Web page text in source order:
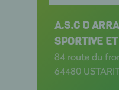
A.S.C D
SPORTIVE
84 route du
64480